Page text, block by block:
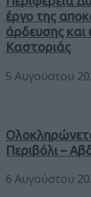
έργο της
άρδευσης
Καστοριάς
5 Αυγούστου
Περιβόλι –
6 Αυγούστου